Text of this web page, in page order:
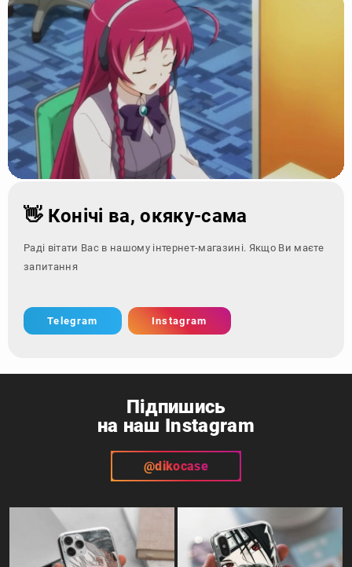
👋 Конічі ва, окяку-сама
Раді вітати Вас в нашому інтернет-магазині. Якщо Ви маєте
запитання - зверніться з
Telegram Instagram
Підпишись
на наш Instagram
@dikocase